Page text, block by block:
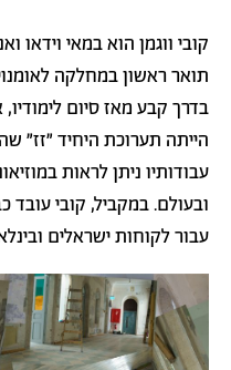
קובי ווגמן הוא במאי וידאו
תואר ראשון במחלקה
בדרך קבע מאז סיום
הייתה תערוכת היחיד "זז"
עבודותיו ניתן לראות
ובעולם. במקביל, קובי עובד
עבור לקוחות ישראלים